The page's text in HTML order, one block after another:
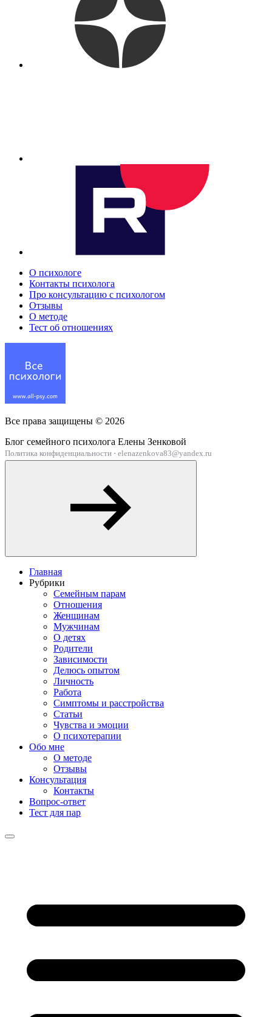
О психологе
Контакты психолога
Про консультацию с психологом
Отзывы
О методе
Тест об отношениях
Все права защищены © 2026
Блог семейного психолога Елены Зенковой
Политика конфиденциальности · elenazenkova83@yandex.ru
Главная
Рубрики
Семейным парам
Отношения
Женщинам
Мужчинам
О детях
Родители
Зависимости
Делюсь опытом
Личность
Работа
Симптомы и расстройства
Статьи
Чувства и эмоции
О психотерапии
Обо мне
О методе
Отзывы
Консультация
Контакты
Вопрос-ответ
Тест для пар